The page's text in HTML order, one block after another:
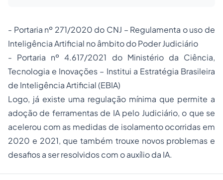
- Portaria nº 271/2020 do CNJ – Regulamenta o uso de
Inteligência Artificial no âmbito do Poder Judiciário
- Portaria nº 4.617/2021 do Ministério da Ciência,
Tecnologia e Inovações – Institui a Estratégia Brasileira
de Inteligência Artificial (EBIA)
Logo, já existe uma regulação mínima que permite a
adoção de ferramentas de IA pelo Judiciário, o que se
acelerou com as medidas de isolamento ocorridas em
2020 e 2021, que também trouxe novos problemas e
desafios a ser resolvidos com o auxílio da IA.